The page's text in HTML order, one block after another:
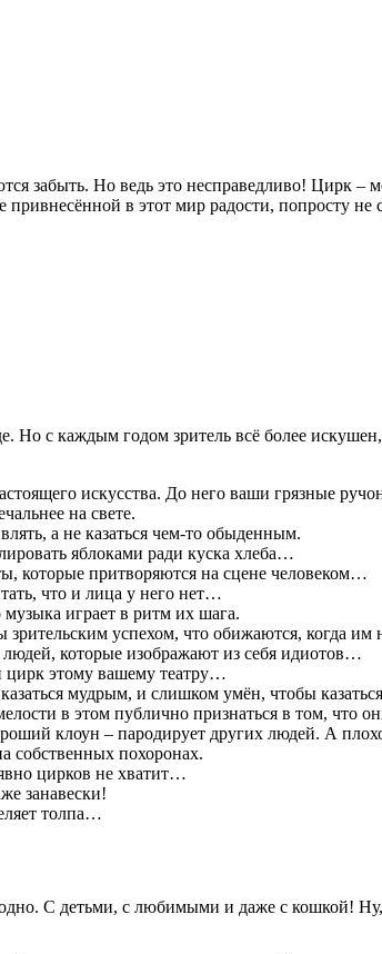
забыть. Но ведь это несправедливо! Цирк –
в этот мир радости, попросту
Но с каждым годом зритель всё более
искусства. До него ваши грязные
на свете.
а не казаться чем-то обыденным.
яблоками ради куска хлеба…
которые притворяются на сцене человеком…
что и лица у него нет…
играет в ритм их шага.
зрительским успехом, что обижаются, когда им
которые изображают из себя идиотов…
цирк этому вашему театру…
мудрым, и слишком умён, чтобы
в этом публично признаться в том, что
клоун – пародирует других людей. А
собственных похоронах.
цирков не хватит…
занавески!
толпа…
С детьми, с любимыми и даже с кошкой!